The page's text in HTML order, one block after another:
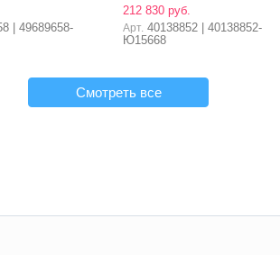
| 49689658-
212 830 руб.
Арт. 40138852 | 40138852-
Ю15668
Смотреть все